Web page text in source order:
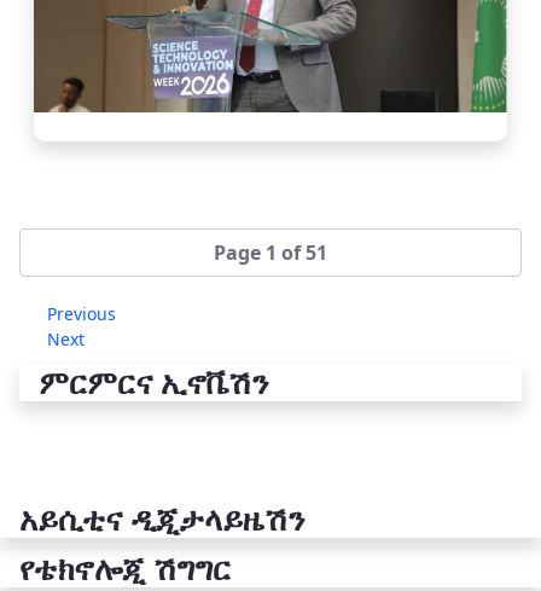
Page 1 of 51
Previous
Next
ምርምርና ኢኖቬሽን
አይሲቲና ዲጂታላይዜሽን
የቴክኖሎጂ ሽግግር